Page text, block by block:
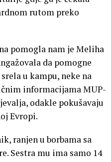
rutom preko
pomogla nam je Meliha
da pomogne
u kampu, neke na
informacijama MUP-
odakle pokušavaju
Evropi.
ranjen u borbama sa
Sestra mu ima samo 14